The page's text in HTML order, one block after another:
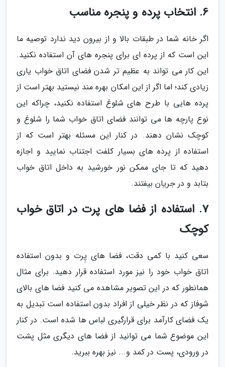
6. انتخاب پرده و پنجره مناسب
اگر خانه شما در طبقات بالا و از بیرون دید ندارد توصیه ما
این است که از پرده ای برای پنجره های آن استفاده نکنید.
این کار می تواند به عظیم تر شدن فضای اتاق خواب یاری
زیادی کند؛ اما اگر از این امکان بهره مند نیستید بهتر است از
پرده هایی با طرح های شلوغ استفاده نکنید، چراکه این
نوع پارچه ها می توانند فضای اتاق خواب شما را شلوغ و
کوچک نشان دهند. در کنار این مسئله بهتر است که از
استفاده از پرده های بسیار کلفت اجتناب نمایید و اجازه
دهید که تا جای ممکن نور خورشید به داخل اتاق خواب
بتابد و در جریان بیفتند.
7. استفاده از فضا های پرت در اتاق خواب
کوچک
سعی کنید با کمی دقت، فضا های پِرت و بدون استفاده
اتاق خواب خود را نیز مورد استفاده قرار دهید. برای مثال
همانطور که در این تصویر مشاهده می کنید فضا های بالای
شوفاز که در نظر خیلی از افراد بدون استفاده است تبدیل به
یک فضای کارآمد برای قرارگیری لباس ها شده است. در کنار
این موضوع شما می توانید از فضا های دیگری مثل پشت
در ورودی، پست در کمد و... نیز بهره ببرید.